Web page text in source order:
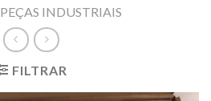
PEÇAS INDUSTRIAIS
FILTRAR